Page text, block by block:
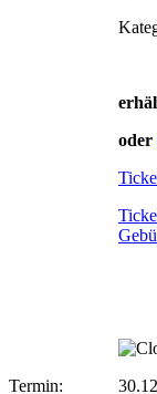
oder
Termin: